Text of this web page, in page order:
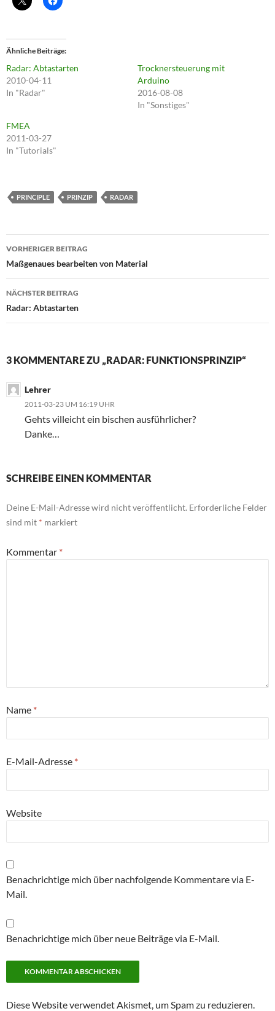
Ähnliche Beiträge
Radar: Abtastarten
2010-04-11
In "Radar"
Trocknersteuerung mit
Arduino
2016-08-08
In "Sonstiges"
FMEA
2011-03-27
In "Tutorials"
PRINCIPLE PRINZIP RADAR
Beitragsnavigation
VORHERIGER BEITRAG
Maßgenaues bearbeiten von Material
NÄCHSTER BEITRAG
Radar: Abtastarten
3 KOMMENTARE ZU „RADAR: FUNKTIONSPRINZIP“
Lehrer
2011-03-23 UM 16:19 UHR
Gehts villeicht ein bischen ausführlicher?
Danke…
SCHREIBE EINEN KOMMENTAR
Deine E-Mail-Adresse wird nicht veröffentlicht. Erforderliche Felder
sind mit * markiert
Kommentar *
Name *
E-Mail-Adresse *
Website
Benachrichtige mich über nachfolgende Kommentare via E-
Mail.
Benachrichtige mich über neue Beiträge via E-Mail.
Diese Website verwendet Akismet, um Spam zu reduzieren.